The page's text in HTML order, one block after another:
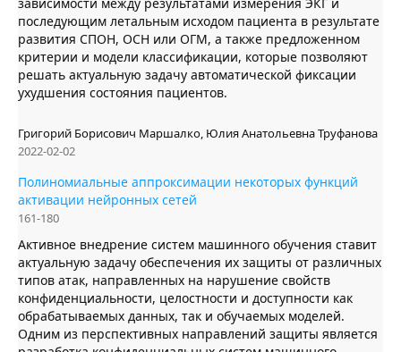
последующим летальным исходом пациента в результате
развития СПОН, ОСН или ОГМ, а также предложенном
критерии и модели классификации, которые позволяют
решать актуальную задачу автоматической фиксации
ухудшения состояния пациентов.
Григорий Борисович Маршалко, Юлия Анатольевна Труфанова
2022-02-02
Полиномиальные аппроксимации некоторых функций
активации нейронных сетей
161-180
Активное внедрение систем машинного обучения ставит
актуальную задачу обеспечения их защиты от различных
типов атак, направленных на нарушение свойств
конфиденциальности, целостности и доступности как
обрабатываемых данных, так и обучаемых моделей.
Одним из перспективных направлений защиты является